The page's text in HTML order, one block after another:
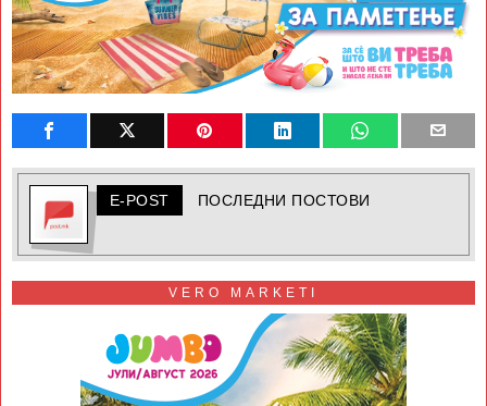
E-POST ПОСЛЕДНИ ПОСТОВИ
VERO MARKETI